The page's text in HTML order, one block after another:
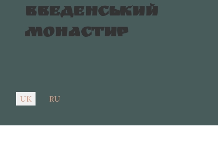
Введенський
монастир
Оберіть свою мову
UK RU